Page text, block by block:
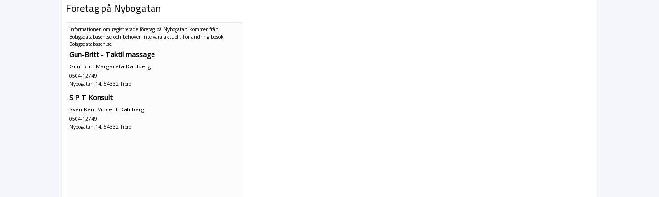
Företag på Nybogatan
Informationen om registrerade företag på Nybogatan kommer från
Bolagsdatabasen.se och behöver inte vara aktuell. För ändring besök
Bolagsdatabasen.se
Gun-Britt - Taktil massage
Gun-Britt Margareta Dahlberg
0504-12749
Nybogatan 14, 54332 Tibro
S P T Konsult
Sven Kent Vincent Dahlberg
0504-12749
Nybogatan 14, 54332 Tibro